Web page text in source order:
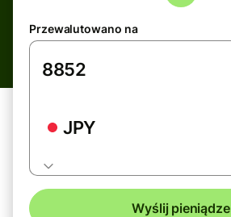
Przewalutowano na
JPY
Wyślij pieniądze